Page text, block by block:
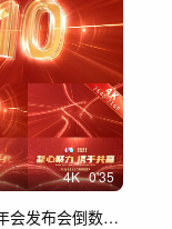
4K 0'35
震撼红色年会发布会倒数倒计时启动仪式片头